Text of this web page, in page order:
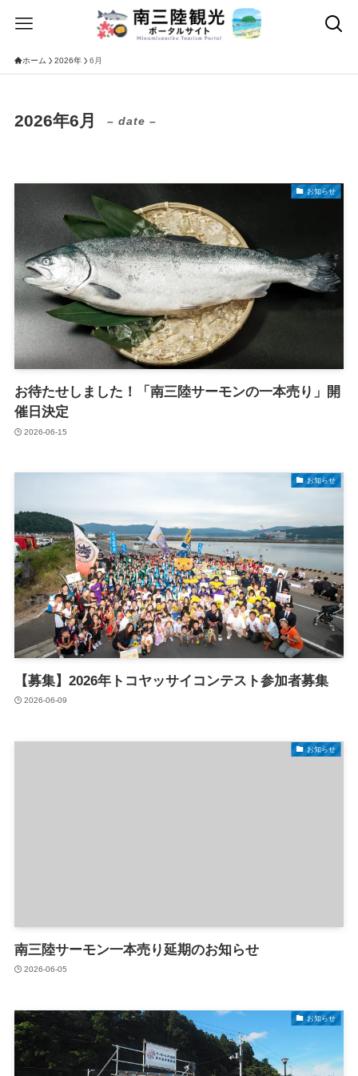
ホーム 2026年 6月
2026年6月 – date –
お知らせ
お待たせしました！「南三陸サーモンの一本売り」開
催日決定
2026-06-15
お知らせ
【募集】2026年トコヤッサイコンテスト参加者募集
2026-06-09
お知らせ
南三陸サーモン一本売り延期のお知らせ
2026-06-05
お知らせ